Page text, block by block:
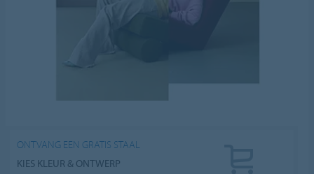
ONTVANG EEN GRATIS STAAL
KIES KLEUR & ONTWERP